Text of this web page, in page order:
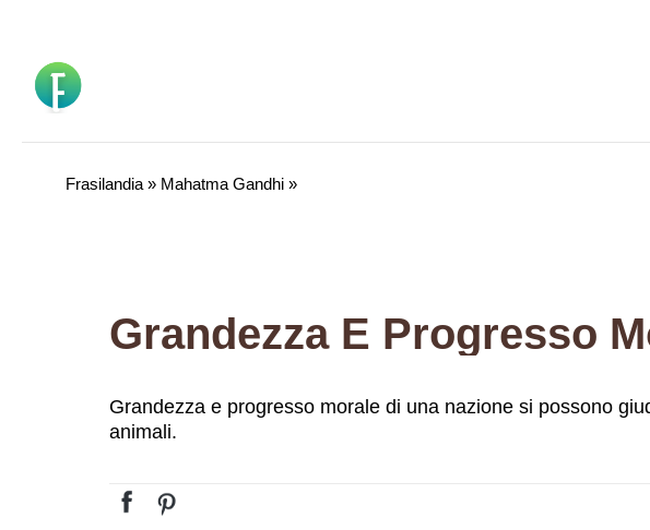
contenuto
Frasilandia » Mahatma Gandhi »
Grandezza e progresso morale di una nazione si possono
animali.